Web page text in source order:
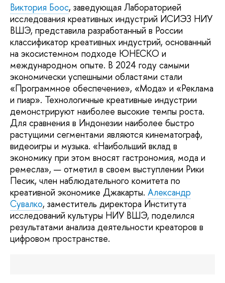
Виктория Боос, заведующая Лабораторией
исследования креативных индустрий ИСИЭЗ НИУ
ВШЭ, представила разработанный в России
классификатор креативных индустрий, основанный
на экосистемном подходе ЮНЕСКО и
международном опыте. В 2024 году самыми
экономически успешными областями стали
«Программное обеспечение», «Мода» и «Реклама
и пиар». Технологичные креативные индустрии
демонстрируют наиболее высокие темпы роста.
Для сравнения в Индонезии наиболее быстро
растущими сегментами являются кинематограф,
видеоигры и музыка. «Наибольший вклад в
экономику при этом вносят гастрономия, мода и
ремесла», — отметил в своем выступлении Рики
Песик, член наблюдательного комитета по
креативной экономике Джакарты. Александр
Сувалко, заместитель директора Института
исследований культуры НИУ ВШЭ, поделился
результатами анализа деятельности креаторов в
цифровом пространстве.